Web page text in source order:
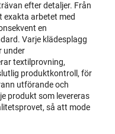
efter detaljer. Från
exakta arbetet med
en
Varje klädesplagg
under
textilprovning,
produktkontroll, för
utförande och
produkt som levereras
så att mode